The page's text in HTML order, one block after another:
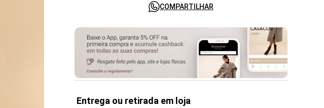
COMPARTILHAR
Entrega ou retirada em loja